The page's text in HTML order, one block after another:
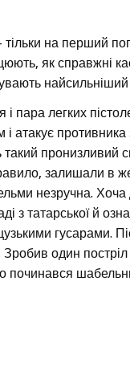
тільки на перший
як справжні
пара легких
атакує
такий
залишали в
незручна. Хоча
з татарської й
гусарами.
один постріл
починався